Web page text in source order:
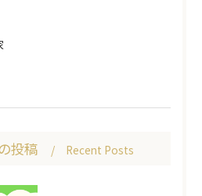
投稿 Recent Posts